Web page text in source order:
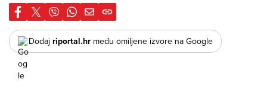
Dodaj riportal.hr među omiljene izvore na Google